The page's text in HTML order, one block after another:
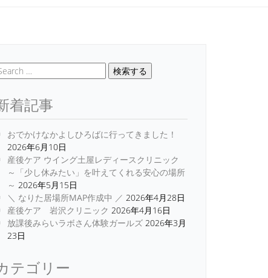
検索する
着記事
おでかけなかよしひろばに行ってきました！
2026年6月10日
産後ケア ウイング土屋レディースクリニック
～「少し休みたい」を叶えてくれる安心の場所
～ 2026年5月15日
＼ なりた居場所MAP作成中 ／ 2026年4月28日
産後ケア 岩沢クリニック 2026年4月16日
放課後みらいラボさん体験ガールズ 2026年3月
23日
テゴリー